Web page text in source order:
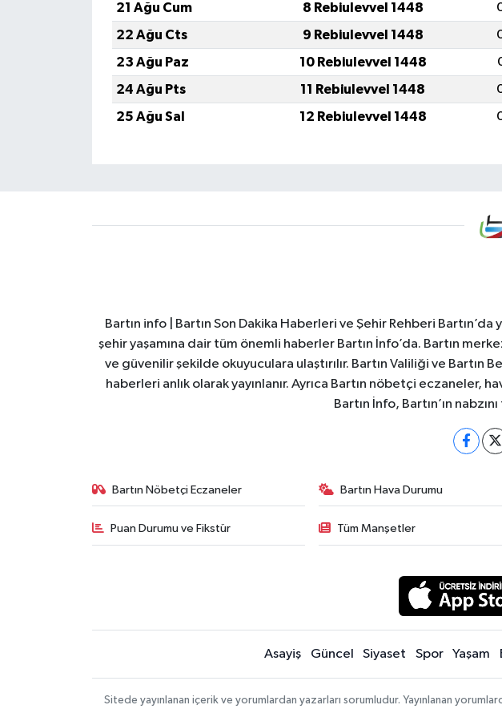
21 Ağu Cum
8 Rebiulevvel 1448
22 Ağu Cts
9 Rebiulevvel 1448
23 Ağu Paz
10 Rebiulevvel 1448
24 Ağu Pts
11 Rebiulevvel 1448
25 Ağu Sal
12 Rebiulevvel 1448
Bartın info | Bartın Son Dakika Haberleri ve Şehir Rehberi
şehir yaşamına dair tüm önemli haberler Bartın İnfo’da. Bartın
ve güvenilir şekilde okuyuculara ulaştırılır. Bartın Valiliği ve
haberleri anlık olarak yayınlanır. Ayrıca Bartın nöbetçi
Bartın İnfo, Bartın’ın
Bartın Nöbetçi Eczaneler Bartın Hava Durumu
Puan Durumu ve Fikstür Tüm Manşetler
Asayiş Güncel Siyaset Spor Yaşam
Sitede yayınlanan içerik ve yorumlardan yazarları sorumludur. Yayınlanan